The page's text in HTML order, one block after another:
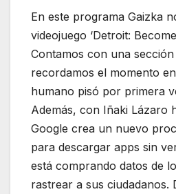
En este programa Gaizka
videojuego ‘Detroit:
Contamos con una
recordamos el momento
humano pisó por primera
Además, con Iñaki Lázaro
Google crea un nuevo
para descargar apps sin
está comprando datos de
rastrear a sus ciudadanos.